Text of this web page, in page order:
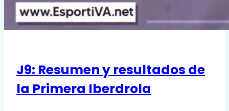
J9: Resumen y resultados de
la Primera Iberdrola